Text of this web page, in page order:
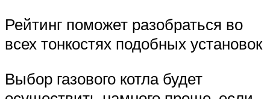
Рейтинг поможет разобраться во
всех тонкостях подобных установок
Выбор газового котла будет